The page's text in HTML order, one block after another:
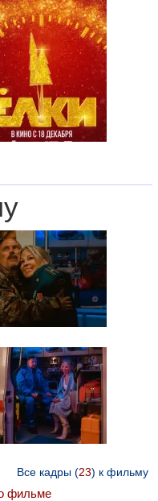
Все кадры (23) к фильму
фильме